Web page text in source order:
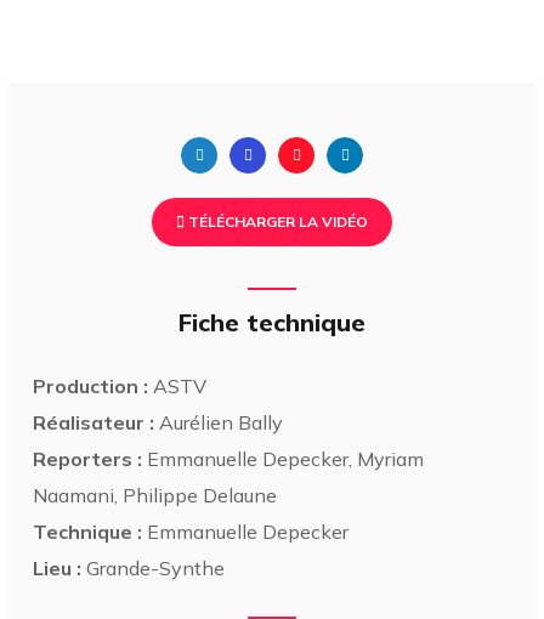
TÉLÉCHARGER LA VIDÉO
Fiche technique
Production : ASTV
Réalisateur : Aurélien Bally
Reporters : Emmanuelle Depecker, Myriam
Naamani, Philippe Delaune
Technique : Emmanuelle Depecker
Lieu : Grande-Synthe